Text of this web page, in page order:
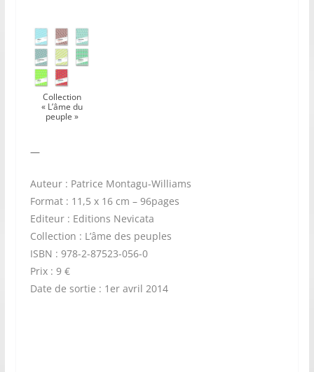
Collection
« L’âme du
peuple »
—
Auteur : Patrice Montagu-Williams
Format : 11,5 x 16 cm – 96pages
Editeur : Editions Nevicata
Collection : L’âme des peuples
ISBN : 978-2-87523-056-0
Prix : 9 €
Date de sortie : 1er avril 2014